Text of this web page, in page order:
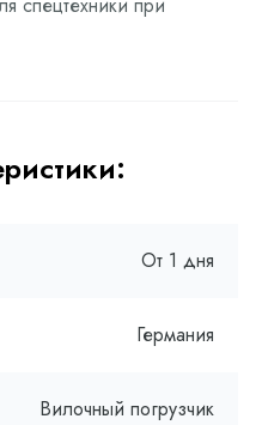
От 1 дня
Германия
Вилочный погрузчик